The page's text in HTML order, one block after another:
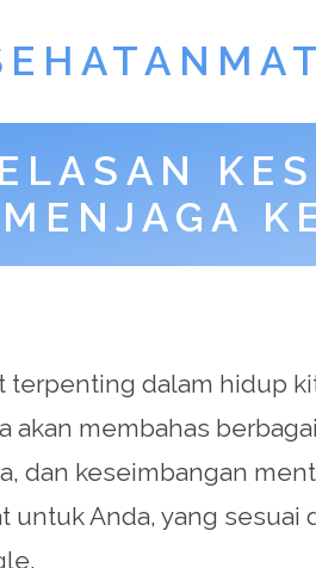
MENJAGA
terpenting dalam hidup
akan membahas
dan keseimbangan
untuk Anda, yang